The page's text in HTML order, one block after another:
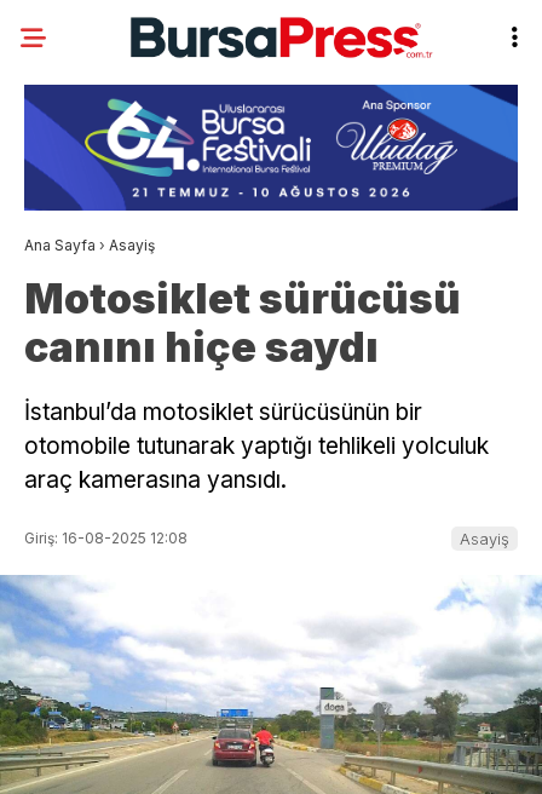
Ana Sayfa › Asayiş
Motosiklet sürücüsü
canını hiçe saydı
İstanbul’da motosiklet sürücüsünün bir
otomobile tutunarak yaptığı tehlikeli yolculuk
araç kamerasına yansıdı.
Giriş: 16-08-2025 12:08 Asayiş